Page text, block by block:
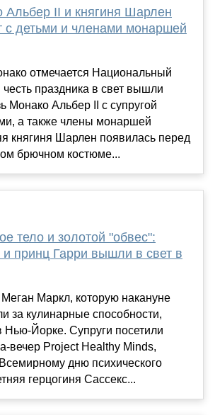
Альбер II и княгиня Шарлен
с детьми и членами монаршей
отмечается Национальный
праздника в свет вышли
Монако Альбер II с супругой
а также члены монаршей
княгиня Шарлен появилась перед
брючном костюме...
тело и золотой "обвес":
принц Гарри вышли в свет в
Маркл, которую накануне
за кулинарные способности,
Нью-Йорке. Супруги посетили
вечер Project Healthy Minds,
дню психического
герцогиня Сассекс...